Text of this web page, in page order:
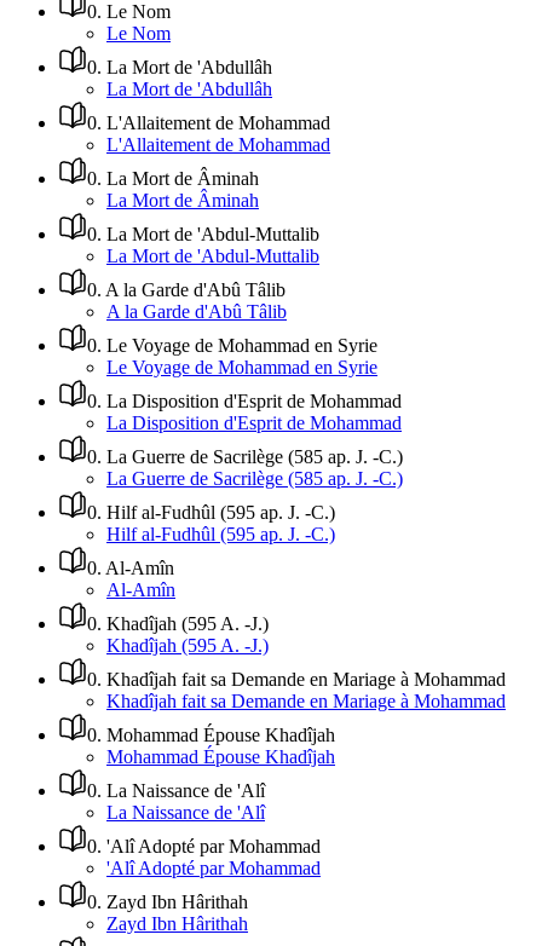
0. Le Nom
Le Nom
0. La Mort de 'Abdullâh
La Mort de 'Abdullâh
0. L'Allaitement de Mohammad
L'Allaitement de Mohammad
0. La Mort de Âminah
La Mort de Âminah
0. La Mort de 'Abdul-Muttalib
La Mort de 'Abdul-Muttalib
0. A la Garde d'Abû Tâlib
A la Garde d'Abû Tâlib
0. Le Voyage de Mohammad en Syrie
Le Voyage de Mohammad en Syrie
0. La Disposition d'Esprit de Mohammad
La Disposition d'Esprit de Mohammad
0. La Guerre de Sacrilège (585 ap. J. -C.)
La Guerre de Sacrilège (585 ap. J. -C.)
0. Hilf al-Fudhûl (595 ap. J. -C.)
Hilf al-Fudhûl (595 ap. J. -C.)
0. Al-Amîn
Al-Amîn
0. Khadîjah (595 A. -J.)
Khadîjah (595 A. -J.)
0. Khadîjah fait sa Demande en Mariage à Mohammad
Khadîjah fait sa Demande en Mariage à Mohammad
0. Mohammad Épouse Khadîjah
Mohammad Épouse Khadîjah
0. La Naissance de 'Alî
La Naissance de 'Alî
0. 'Alî Adopté par Mohammad
'Alî Adopté par Mohammad
0. Zayd Ibn Hârithah
Zayd Ibn Hârithah